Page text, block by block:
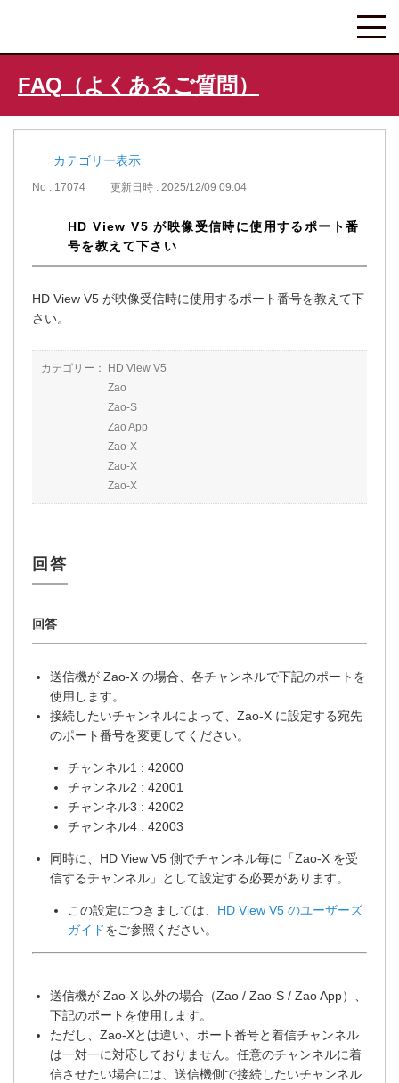
FAQ（よくあるご質問）
カテゴリー表示
No : 17074 更新日時 : 2025/12/09 09:04
HD View V5 が映像受信時に使用するポート番
号を教えて下さい
HD View V5 が映像受信時に使用するポート番号を教えて下
さい。
カテゴリー：
HD View V5
Zao
Zao-S
Zao App
Zao-X
Zao-X
Zao-X
送信機が Zao-X の場合、各チャンネルで下記のポートを
使用します。
接続したいチャンネルによって、Zao-X に設定する宛先
のポート番号を変更してください。
チャンネル1 : 42000
チャンネル2 : 42001
チャンネル3 : 42002
チャンネル4 : 42003
同時に、HD View V5 側でチャンネル毎に「Zao-X を受
信するチャンネル」として設定する必要があります。
この設定につきましては、 HD View V5 のユーザーズ
ガイドをご参照ください。
送信機が Zao-X 以外の場合（Zao / Zao-S / Zao App）、
下記のポートを使用します。
ただし、Zao-Xとは違い、ポート番号と着信チャンネル
は一対一に対応しておりません。任意のチャンネルに着
信させたい場合には、送信機側で接続したいチャンネル